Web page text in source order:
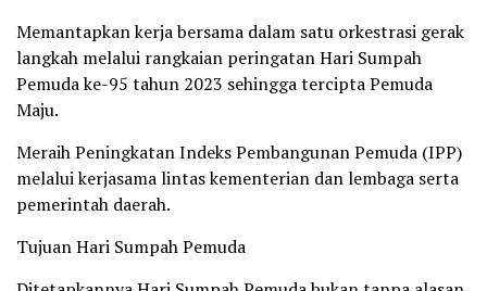
Memantapkan kerja bersama dalam satu orkestrasi gerak
langkah melalui rangkaian peringatan Hari Sumpah
Pemuda ke-95 tahun 2023 sehingga tercipta Pemuda
Maju.
Meraih Peningkatan Indeks Pembangunan Pemuda (IPP)
melalui kerjasama lintas kementerian dan lembaga serta
pemerintah daerah.
Tujuan Hari Sumpah Pemuda